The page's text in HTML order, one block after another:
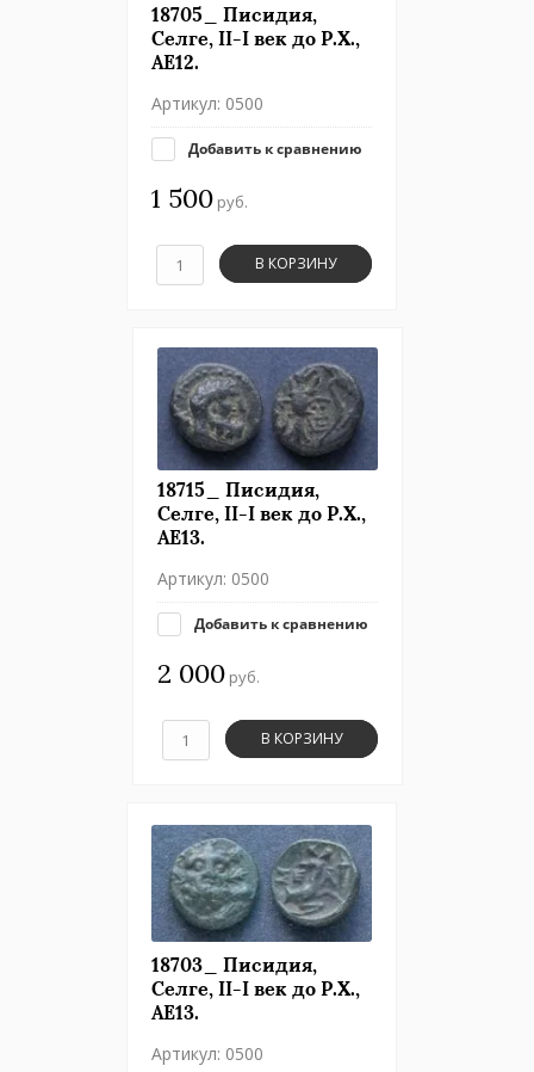
18705_ Писидия,
Селге, II-I век до Р.Х.,
АЕ12.
Артикул: 0500
Добавить к сравнению
1 500руб.
В КОРЗИНУ
18715_ Писидия,
Селге, II-I век до Р.Х.,
АЕ13.
Артикул: 0500
Добавить к сравнению
2 000руб.
В КОРЗИНУ
18703_ Писидия,
Селге, II-I век до Р.Х.,
АЕ13.
Артикул: 0500